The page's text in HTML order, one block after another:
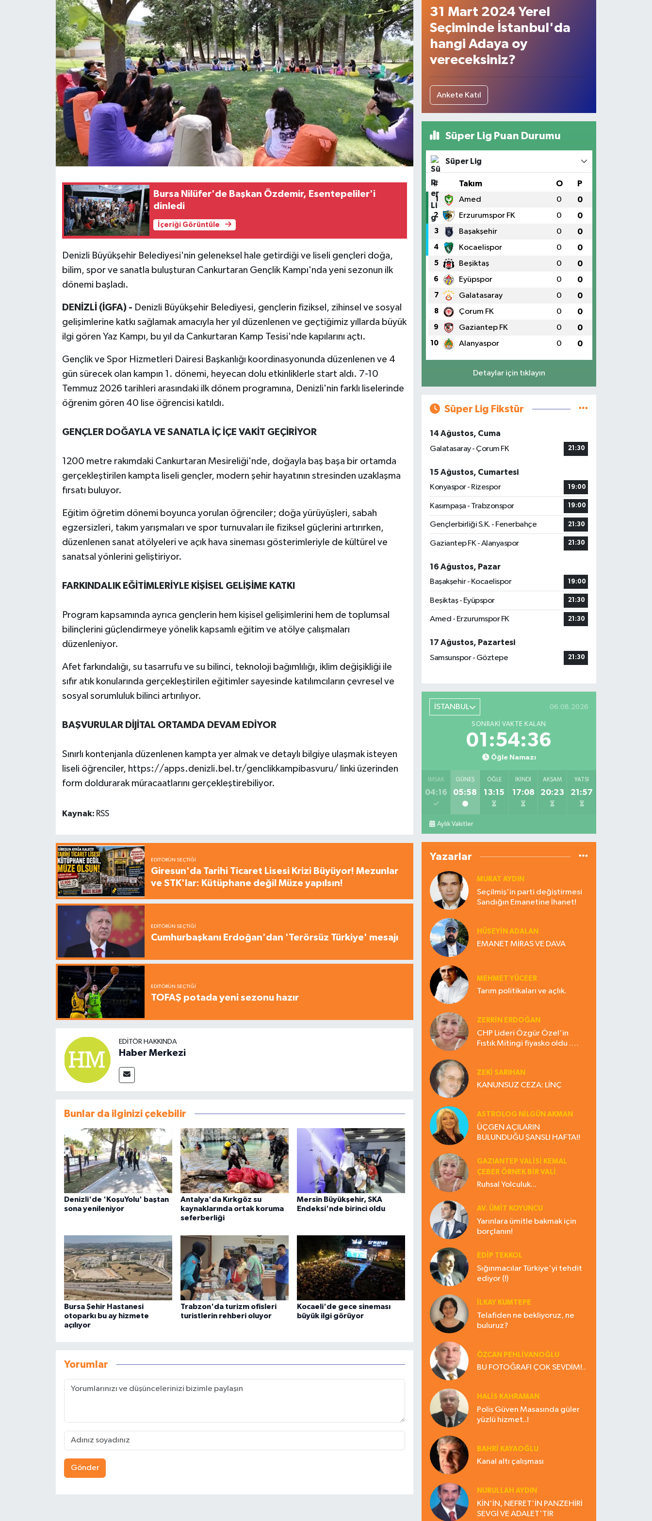
Bursa Nilüfer'de Başkan Özdemir, Esentepeliler'i
dinledi
İçeriği Görüntüle
Denizli Büyükşehir Belediyesi'nin geleneksel hale getirdiği ve liseli gençleri doğa,
bilim, spor ve sanatla buluşturan Cankurtaran Gençlik Kampı'nda yeni sezonun ilk
dönemi başladı.
DENİZLİ (İGFA) - Denizli Büyükşehir Belediyesi, gençlerin fiziksel, zihinsel ve sosyal
gelişimlerine katkı sağlamak amacıyla her yıl düzenlenen ve geçtiğimiz yıllarda büyük
ilgi gören Yaz Kampı, bu yıl da Cankurtaran Kamp Tesisi'nde kapılarını açtı.
Gençlik ve Spor Hizmetleri Dairesi Başkanlığı koordinasyonunda düzenlenen ve 4
gün sürecek olan kampın 1. dönemi, heyecan dolu etkinliklerle start aldı. 7-10
Temmuz 2026 tarihleri arasındaki ilk dönem programına, Denizli'nin farklı liselerinde
öğrenim gören 40 lise öğrencisi katıldı.
GENÇLER DOĞAYLA VE SANATLA İÇ İÇE VAKİT GEÇİRİYOR
1200 metre rakımdaki Cankurtaran Mesireliği'nde, doğayla baş başa bir ortamda
gerçekleştirilen kampta liseli gençler, modern şehir hayatının stresinden uzaklaşma
fırsatı buluyor.
Eğitim öğretim dönemi boyunca yorulan öğrenciler; doğa yürüyüşleri, sabah
egzersizleri, takım yarışmaları ve spor turnuvaları ile fiziksel güçlerini artırırken,
düzenlenen sanat atölyeleri ve açık hava sineması gösterimleriyle de kültürel ve
sanatsal yönlerini geliştiriyor.
FARKINDALIK EĞİTİMLERİYLE KİŞİSEL GELİŞİME KATKI
Program kapsamında ayrıca gençlerin hem kişisel gelişimlerini hem de toplumsal
bilinçlerini güçlendirmeye yönelik kapsamlı eğitim ve atölye çalışmaları
düzenleniyor.
Afet farkındalığı, su tasarrufu ve su bilinci, teknoloji bağımlılığı, iklim değişikliği ile
sıfır atık konularında gerçekleştirilen eğitimler sayesinde katılımcıların çevresel ve
sosyal sorumluluk bilinci artırılıyor.
BAŞVURULAR DİJİTAL ORTAMDA DEVAM EDİYOR
Sınırlı kontenjanla düzenlenen kampta yer almak ve detaylı bilgiye ulaşmak isteyen
liseli öğrenciler, https://apps.denizli.bel.tr/genclikkampibasvuru/ linki üzerinden
form doldurarak müracaatlarını gerçekleştirebiliyor.
Kaynak: RSS
EDITÖRÜN SEÇTIĞI
Giresun'da Tarihi Ticaret Lisesi Krizi Büyüyor! Mezunlar
ve STK'lar: Kütüphane değil Müze yapılsın!
EDITÖRÜN SEÇTIĞI
Cumhurbaşkanı Erdoğan'dan 'Terörsüz Türkiye' mesajı
EDITÖRÜN SEÇTIĞI
TOFAŞ potada yeni sezonu hazır
EDITÖR HAKKINDA
Haber Merkezi
Bunlar da ilginizi çekebilir
Denizli'de 'KoşuYolu' baştan
sona yenileniyor
Antalya'da Kırkgöz su
kaynaklarında ortak koruma
seferberliği
Mersin Büyükşehir, SKA
Endeksi'nde birinci oldu
Bursa Şehir Hastanesi
otoparkı bu ay hizmete
açılıyor
Trabzon'da turizm ofisleri
turistlerin rehberi oluyor
Kocaeli'de gece sineması
büyük ilgi görüyor
Yorumlar
Gönder
31 Mart 2024 Yerel
Seçiminde İstanbul'da
hangi Adaya oy
vereceksiniz?
Ankete Katıl
Süper Lig Puan Durumu
Süper Lig
# Takım O P
1 Amed 0 0
2 Erzurumspor FK 0 0
3 Başakşehir 0 0
4 Kocaelispor 0 0
5 Beşiktaş 0 0
6 Eyüpspor 0 0
7 Galatasaray 0 0
8 Çorum FK 0 0
9 Gaziantep FK 0 0
10 Alanyaspor 0 0
Detaylar için tıklayın
Süper Lig Fikstür
14 Ağustos, Cuma
Galatasaray - Çorum FK
21:30
15 Ağustos, Cumartesi
Konyaspor - Rizespor
19:00
Kasımpaşa - Trabzonspor 19:00
Gençlerbirliği S.K. - Fenerbahçe 21:30
Gaziantep FK - Alanyaspor 21:30
16 Ağustos, Pazar
Başakşehir - Kocaelispor
19:00
Beşiktaş - Eyüpspor 21:30
Amed - Erzurumspor FK 21:30
17 Ağustos, Pazartesi
Samsunspor - Göztepe
21:30
İSTANBUL 06.08.2026
SONRAKI VAKTE KALAN
01:54:35
Öğle Namazı
İMSAK
04:16
GÜNEŞ
05:58
ÖĞLE
13:15
İKINDI
17:08
AKŞAM
20:23
YATSI
21:57
Aylık Vakitler
Yazarlar
MURAT AYDIN
Seçilmiş'in parti değiştirmesi
Sandığın Emanetine İhanet!
HÜSEYIN ADALAN
EMANET MİRAS VE DAVA
MEHMET YÜCEER
Tarım politikaları ve açlık.
ZERRIN ERDOĞAN
CHP Lideri Özgür Özel'in
Fıstık Mitingi fiyasko oldu .
ZEKI SARIHAN
KANUNSUZ CEZA: LİNÇ
ASTROLOG NILGÜN AKMAN
ÜÇGEN AÇILARIN
BULUNDUĞU ŞANSLI HAFTA!!
GAZIANTEP VALISI KEMAL
ÇEBER ÖRNEK BİR VALİ
Ruhsal Yolculuk...
AV. ÜMIT KOYUNCU
Yarınlara ümitle bakmak için
borçlanın!
EDIP TEKKOL
Sığınmacılar Türkiye'yi tehdit
ediyor (!)
İLKAY KUMTEPE
Telafiden ne bekliyoruz, ne
buluruz?
ÖZCAN PEHLİVANOĞLU
BU FOTOĞRAFI ÇOK SEVDİM!..
HALIS KAHRAMAN
Polis Güven Masasında güler
yüzlü hizmet..!
BAHRI KAYAOĞLU
Kanal altı çalışması
NURULLAH AYDIN
KİN'İN, NEFRET'İN PANZEHİRİ
SEVGİ VE ADALET'TİR